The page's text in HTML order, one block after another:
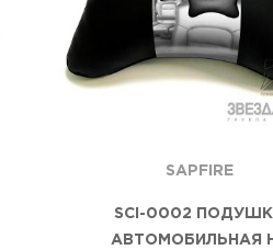
SAPFIRE
SCI-0002
АВТОМОБИЛЬНАЯ